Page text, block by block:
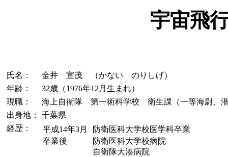
宇宙飛
氏名：
金井 宣茂 （かない のりしげ）
年齢：
32歳（1976年12月生まれ）
現職：
海上自衛隊 第一術科学校 衛生課（一等海尉、
出身地：
千葉県
経歴：
平成14年3月
防衛医科大学校医学科卒業
卒業後
防衛医科大学校病院
自衛隊大湊病院